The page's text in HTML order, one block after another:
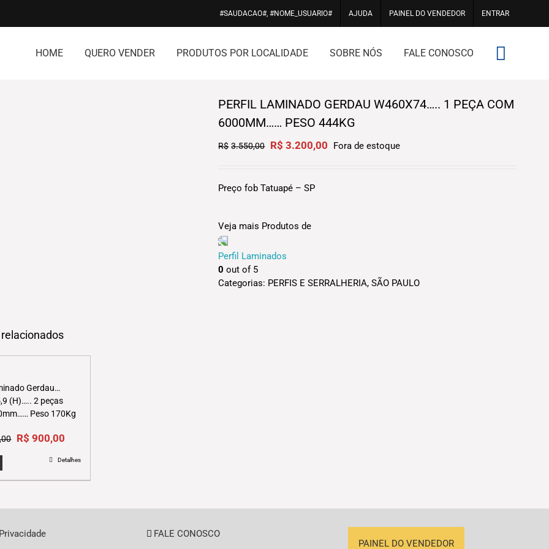
#SAUDACAO#, #NOME_USUARIO# AJUDA PAINEL DO VENDEDOR ENTRAR
HOME QUERO VENDER PRODUTOS POR LOCALIDADE SOBRE NÓS FALE CONOSCO
PERFIL LAMINADO GERDAU W460X74….. 1 PEÇA COM
6000MM…… PESO 444KG
R$ 3.550,00 Original
R$3.550,00.
R$ 3.200,00 Current
Fora de estoque
Preço fob Tatuapé – SP
Veja mais Produtos de
Perfil Laminados
0 out of 5
Categorias: PERFIS E SERRALHERIA,SÃO PAULO
Gerdau
(H)….. 2 peças
Peso 170Kg
Original
R$1.020,00.
R$ 900,00
is:
R$900,00.
Detalhes
FALE CONOSCO
PAINEL DO VENDEDOR